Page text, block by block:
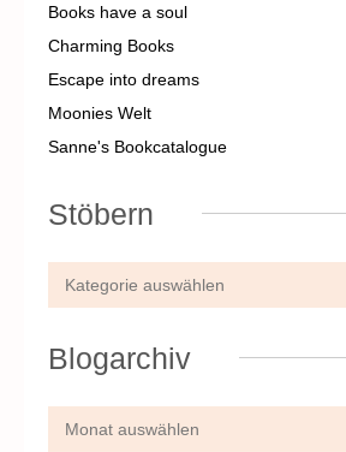
Books have a soul
Charming Books
Escape into dreams
Moonies Welt
Sanne's Bookcatalogue
Stöbern
Blogarchiv